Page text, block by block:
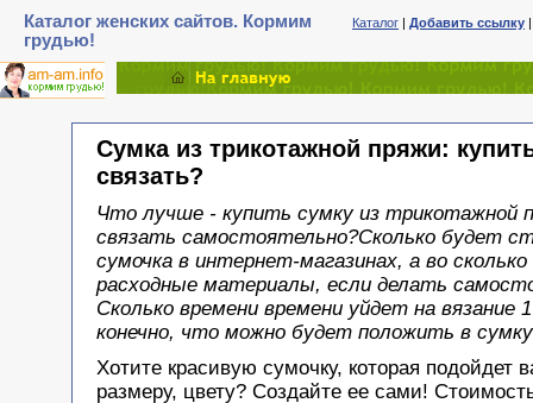
Каталог женских сайтов. Кормим
грудью!
Каталог | Добавить ссылку
Сумка из трикотажной пряжи:
связать?
Что лучше - купить сумку из трикотажной
связать самостоятельно?Сколько будет
сумочка в интернет-магазинах, а во
расходные материалы, если делать
Сколько времени времени уйдет на вязание
конечно, что можно будет положить в
Хотите красивую сумочку, которая подойдет
размеру, цвету? Создайте ее сами!